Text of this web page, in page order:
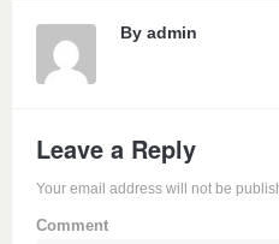
By admin
Leave a Reply
Your email address will not be
Comment